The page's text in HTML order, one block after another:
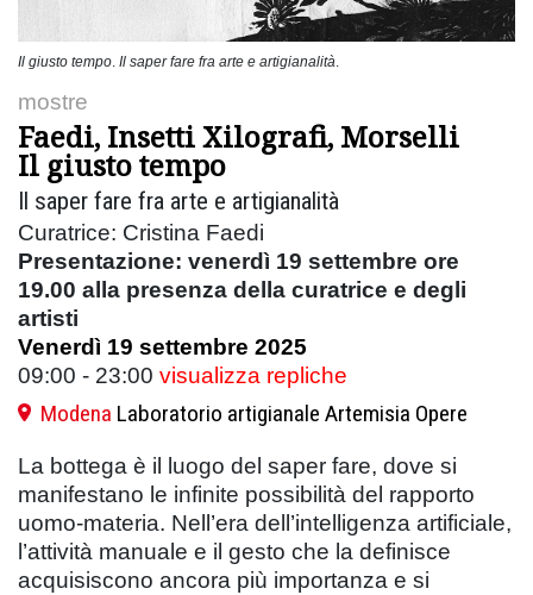
Il giusto tempo. Il saper fare fra arte e artigianalità.
mostre
Faedi, Insetti Xilografi, Morselli
Il giusto tempo
Il saper fare fra arte e artigianalità
Curatrice: Cristina Faedi
Presentazione: venerdì 19 settembre ore
19.00 alla presenza della curatrice e degli
artisti
Venerdì 19 settembre 2025
09:00 - 23:00 visualizza repliche
Modena Laboratorio artigianale Artemisia Opere
La bottega è il luogo del saper fare, dove si
manifestano le infinite possibilità del rapporto
uomo-materia. Nell’era dell’intelligenza artificiale,
l’attività manuale e il gesto che la definisce
acquisiscono ancora più importanza e si